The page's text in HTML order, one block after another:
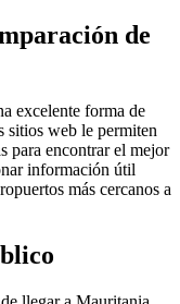
de
excelente forma de
sitios web le permiten
para encontrar el mejor
información útil
más cercanos a